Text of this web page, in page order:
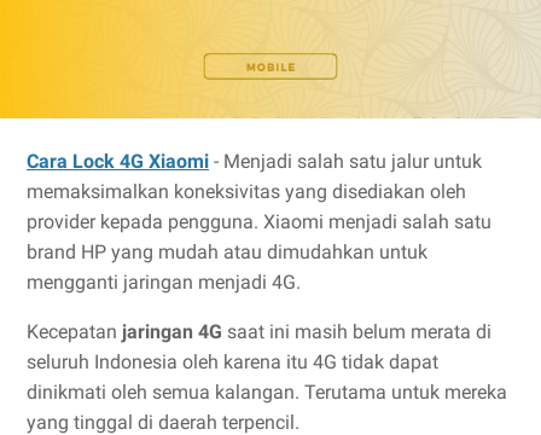
Cara Lock 4G Xiaomi - Menjadi salah satu jalur untuk
memaksimalkan koneksivitas yang disediakan oleh
provider kepada pengguna. Xiaomi menjadi salah satu
brand HP yang mudah atau dimudahkan untuk
mengganti jaringan menjadi 4G.
Kecepatan jaringan 4G saat ini masih belum merata di
seluruh Indonesia oleh karena itu 4G tidak dapat
dinikmati oleh semua kalangan. Terutama untuk mereka
yang tinggal di daerah terpencil.